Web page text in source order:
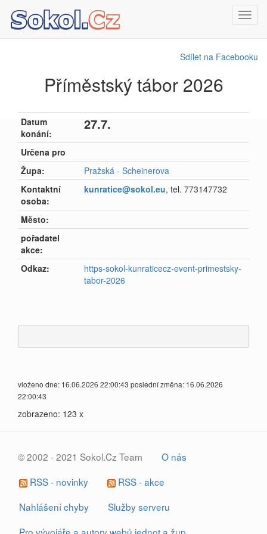
Sdílet na Facebooku
Příměstský tábor 2026
Datum
konání:
27.7.
Určena pro
Župa:
Pražská - Scheinerova
Kontaktní
osoba:
kunratice@sokol.eu, tel. 773147732
Město:
pořadatel
akce:
Odkaz:
https-sokol-kunraticecz-event-primestsky-
tabor-2026
vloženo dne: 16.06.2026 22:00:43 poslední změna: 16.06.2026
22:00:43
zobrazeno: 123 x
© 2002 - 2021 Sokol.Cz Team
O nás
RSS - novinky
RSS - akce
Nahlášení chyby
Služby serveru